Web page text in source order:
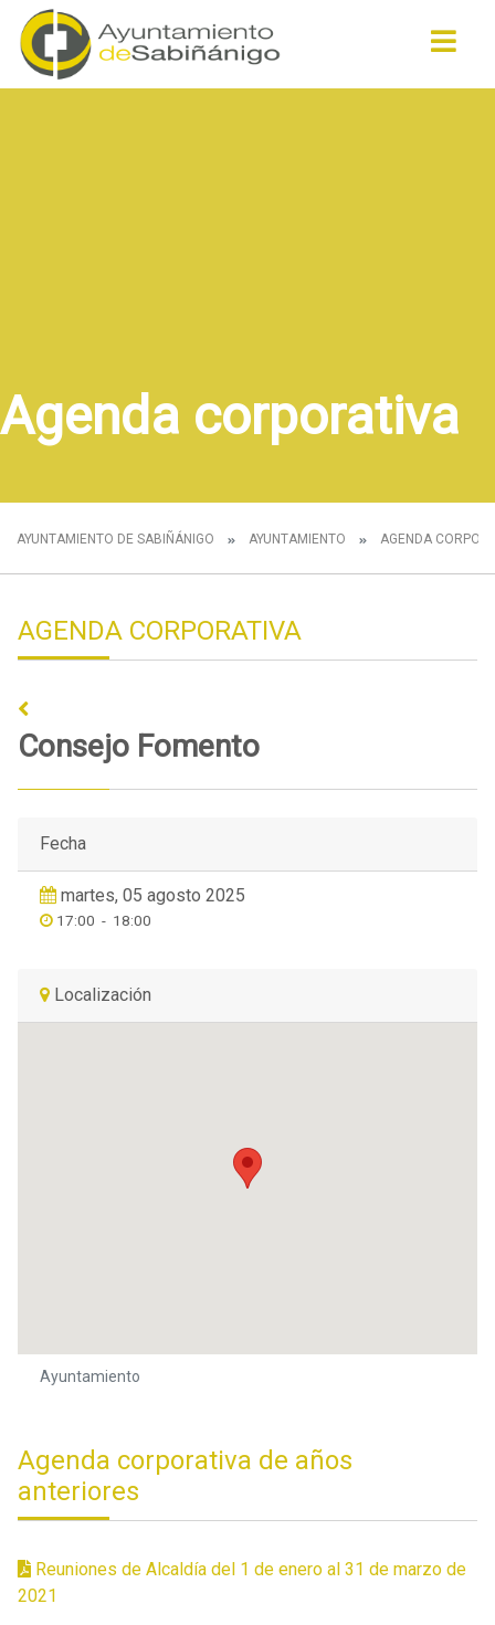
Agenda corporativa
AYUNTAMIENTO DE SABIÑÁNIGO AYUNTAMIENTO AGENDA
AGENDA CORPORATIVA
Consejo Fomento
Fecha
martes, 05 agosto 2025
17:00 - 18:00
Localización
Ayuntamiento
Agenda corporativa de años
anteriores
Reuniones de Alcaldía del 1 de enero al 31 de marzo de
2021